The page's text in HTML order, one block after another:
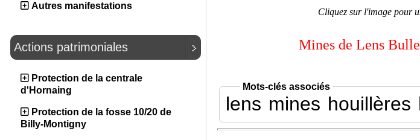
Autres manifestations
Actions patrimoniales
Protection de la centrale
d'Hornaing
Protection de la fosse 10/20 de
Billy-Montigny
Cliquez sur l'image pour
Mines de Lens
Mots-clés associés
lens mines houillères